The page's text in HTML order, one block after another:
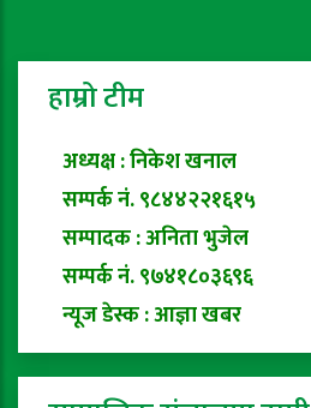
हाम्रो टीम
अध्यक्ष : निकेश खनाल
सम्पर्क नं. ९८४४२२१६१५
सम्पादक : अनिता भुजेल
सम्पर्क नं. ९७४१८०३६९६
न्यूज डेस्क : आज्ञा खबर